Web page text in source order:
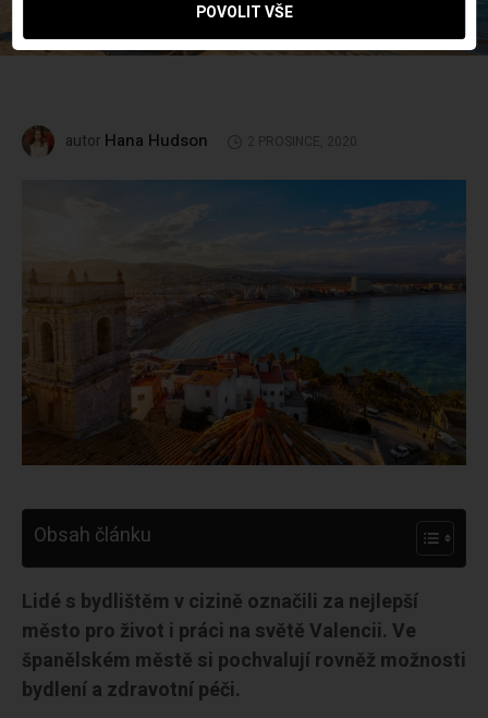
autor Hana Hudson 2 PROSINCE, 2020
Obsah článku
Lidé s bydlištěm v cizině označili za nejlepší
město pro život i práci na světě Valencii. Ve
španělském městě si pochvalují rovněž možnosti
bydlení a zdravotní péči.
POVOLIT VŠE